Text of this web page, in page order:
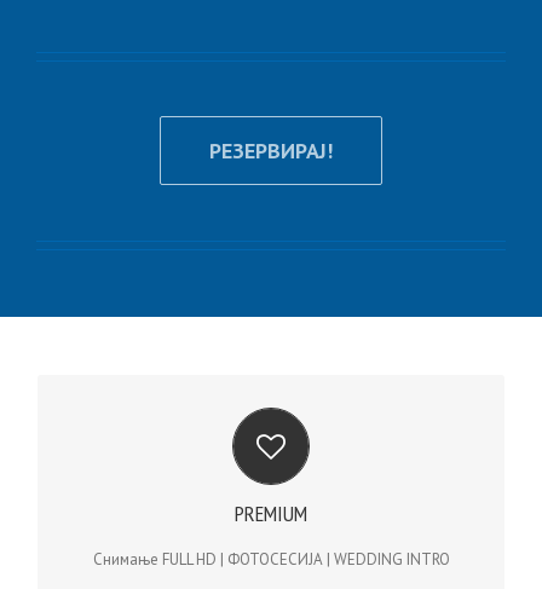
РЕЗЕРВИРАЈ!
PREMIUM
Снимање FULL HD | ФОТОСЕСИЈА | WEDDING INTRO
PREMIUM | 200€
Снимање FULL HD | ФОТОСЕСИЈА | WEDDING INTRO